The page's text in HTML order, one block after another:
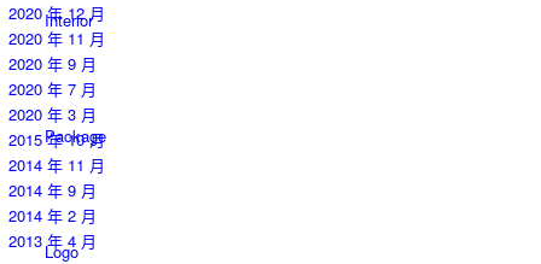
Interior
Package
Logo
2020 年 12 月
2020 年 11 月
2020 年 9 月
2020 年 7 月
2020 年 3 月
2015 年 10 月
2014 年 11 月
2014 年 9 月
2014 年 2 月
2013 年 4 月